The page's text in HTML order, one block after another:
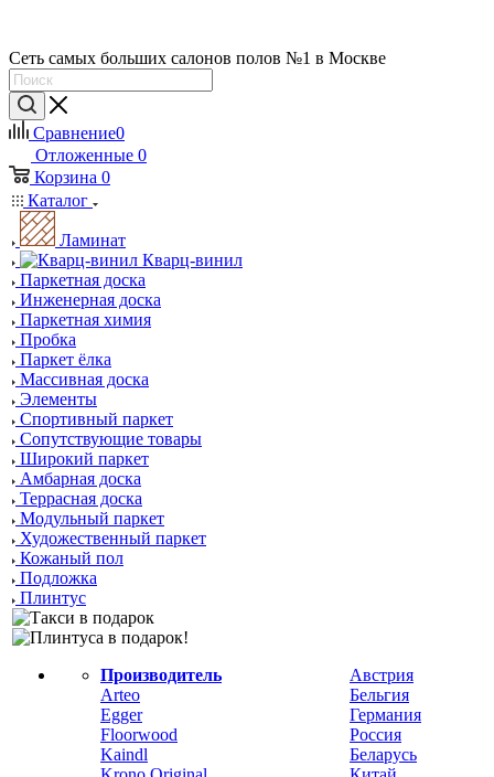
Сеть самых больших салонов полов №1 в Москве
Сравнение0
Отложенные 0
Корзина 0
Каталог
Ламинат
Кварц-винил
Паркетная доска
Инженерная доска
Паркетная химия
Пробка
Паркет ёлка
Массивная доска
Элементы
Спортивный паркет
Сопутствующие товары
Широкий паркет
Амбарная доска
Террасная доска
Модульный паркет
Художественный паркет
Кожаный пол
Подложка
Плинтус
Производитель
Arteo
Egger
Floorwood
Kaindl
Австрия
Бельгия
Германия
Россия
Беларусь